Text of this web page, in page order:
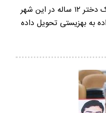
دادستان کاشمر از مرگ مرموز یک دختر ۱۲ ساله در این شهر
به بهزیستی تحویل داده